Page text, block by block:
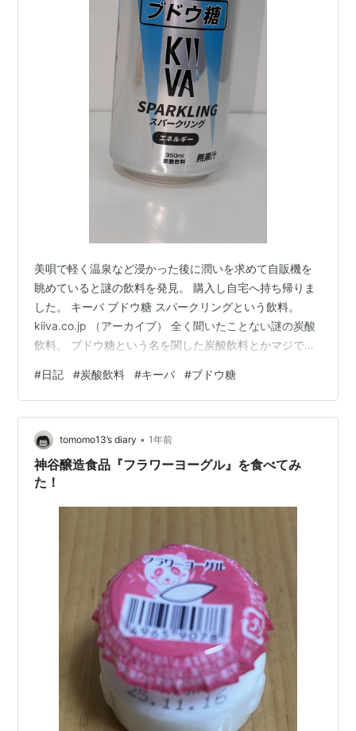
美唄で軽く温泉など浸かった後に潤いを求めて自販機を
眺めていると謎の飲料を発見。 購入し自宅へ持ち帰りま
した。 キーバ ブドウ糖 スパークリングという飲料。
kiiva.co.jp （アーカイブ） 全く聞いたことない謎の炭酸
飲料。 ブドウ糖という名を関した炭酸飲料とかマジで聞
シングドライバーの方が立ち上げたエナジー系のドリン
クのブランドだそうで。製造はチェリオ。 一部コンビニ
などの店舗では取り扱いを始めているとのことだが、な
ぜに美唄の温泉で売ってるのかは謎。 飲んでみたとこ
ろ、薄いブドウ味。 よく見たら上のほうに「ラムネ＆白
ブドウ味」と書いてあ…
#日記 #炭酸飲料 #キーバ #ブドウ糖
tomomo13’s diary • 1年前
神谷醸造食品『フラワーヨーグル』を食べてみ
た！